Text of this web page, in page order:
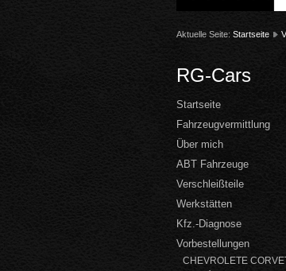
Aktuelle Seite: Startseite
RG-Cars
Startseite
Fahrzeugvermittlung
Über mich
ABT Fahrzeuge
Verschleißteile
Werkstätten
Kfz.-Diagnose
Vorbestellungen
CHEVROLETE